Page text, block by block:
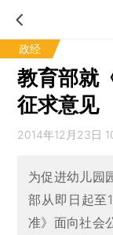
政经
教育部就
征求意见
2014年12月23日
为促进幼儿园
部从即日起至
准》面向社会